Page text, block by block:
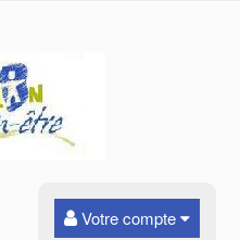
Votre compte